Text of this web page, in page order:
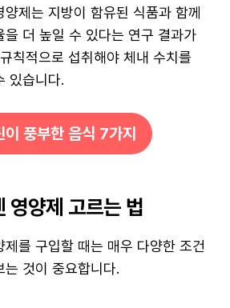
제는 지방이 함유된 식품과 함께
을 더 높일 수 있다는 연구 결과가
칙적으로 섭취해야 체내 수치를
있습니다.
이 풍부한 음식 7가지
영양제 고르는 법
제를 구입할 때는 매우 다양한 조건
것이 중요합니다.